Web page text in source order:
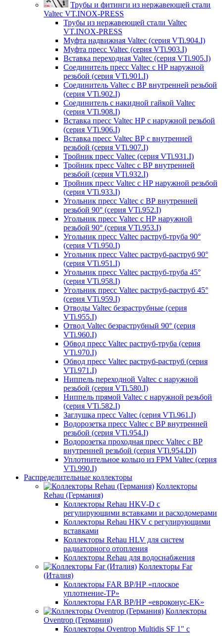
Трубы и фитинги из нержавеющей стали
Valtec VT.INOX-PRESS
Трубы из нержавеющей стали Valtec
VT.INOX-PRESS
Муфта надвижная Valtec (серия VTi.904.I)
Муфта пресс Valtec (серия VTi.903.I)
Вставка переходная Valtec (серия VTi.905.I)
Соединитель пресс Valtec с НР наружной
резьбой (серия VTi.901.I)
Соединитель Valtec с ВР внутренней резьбой
(серия VTi.902.I)
Соединитель с накидной гайкой Valtec
(серия VTi.908.I)
Вставка пресс Valtec НР с наружной резьбой
(серия VTi.906.I)
Вставка пресс Valtec ВР с внутренней
резьбой (серия VTi.907.I)
Тройник пресс Valtec (серия VTi.931.I)
Тройник пресс Valtec с ВР внутренней
резьбой (серия VTi.932.I)
Тройник пресс Valtec с НР наружной резьбой
(серия VTi.933.I)
Угольник пресс Valtec с ВР внутренней
резьбой 90° (серия VTi.952.I)
Угольник пресс Valtec с НР наружной
резьбой 90° (серия VTi.953.I)
Угольник пресс Valtec раструб-труба 90°
(серия VTi.950.I)
Угольник пресс Valtec раструб-раструб 90°
(серия VTi.951.I)
Угольник пресс Valtec раструб-труба 45°
(серия VTi.958.I)
Угольник пресс Valtec раструб-раструб 45°
(серия VTi.959.I)
Отводы Valtec безраструбные (серия
VTi.955.I)
Отвод Valtec безраструбный 90° (серия
VTi.960.I)
Обвод пресс Valtec раструб-труба (серия
VTi.970.I)
Обвод пресс Valtec раструб-раструб (серия
VTi.971.I)
Ниппель переходной Valtec с наружной
резьбой (серия VTi.580.I)
Ниппель прямой Valtec с наружной резьбой
(серия VTi.582.I)
Заглушка пресс Valtec (серия VTi.961.I)
Водорозетка пресс Valtec с ВР внутренней
резьбой (серия VTi.954.I)
Водорозетка проходная пресс Valtec с ВР
внутренней резьбой (серия VTi.954.DI)
Уплотнительное кольцо из FPM Valtec (серия
VTi.990.I)
Распределительные коллекторы
Коллекторы
Rehau (Германия)
Коллекторы Rehau HKV-D с
регулирующими вставками и расходомерами
Коллекторы Rehau HKV с регулирующими
вставками
Коллекторы Rehau HLV для систем
радиаторного отопления
Коллекторы Rehau для водоснабжения
Коллекторы Far
(Италия)
Коллекторы FAR ВР/НР «плоское
уплотнение-TP»
Коллекторы FAR ВР/НР «евроконус-EK»
Коллекторы
Oventrop (Германия)
Коллекторы Oventrop Multidis SF 1" с